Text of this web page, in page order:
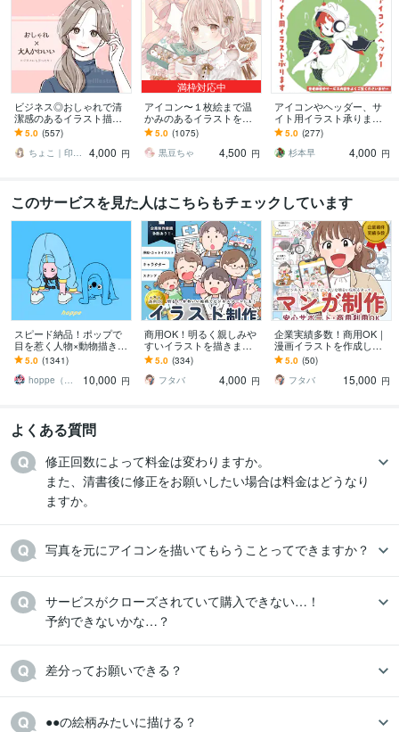
ビジネス◎おしゃれで清
潔感のあるイラスト描き
ます 大人かわいいアイコ
ンで信頼度UP！インス
タ・ココナラ用に
5.0 (557)
ちょこ｜印象と信頼を形にするアイコン職人
4,000 円
満枠対応中
アイコン〜１枚絵まで温
かみのあるイラストを描
きます ★ココナラ自体が
初めての方も、お気軽に
ご相談ください♪★
5.0 (1075)
黒豆ちゃ
4,500 円
アイコンやヘッダー、サ
イト用イラスト承ります
SNS用やバナー用画像等
に！ゆるいイラストで個
性を出せます
5.0 (277)
杉本早
4,000 円
このサービスを見た人はこちらもチェックしています
スピード納品！ポップで
目を惹く人物×動物描きま
す 挿絵・動画・グッズな
ど鮮やかな配色で個性を
出したい方へ
5.0 (1341)
hoppe（ほっぺ）
10,000 円
商用OK！明るく親しみや
すいイラストを描きます
ビジネスシーンにも！We
b・LP/医療/福祉/栄養/保育
など
5.0 (334)
フタバ
4,000 円
企業実績多数！商用OK｜
漫画イラストを作成しま
す 初めての依頼でも安
心・明るいやさしく伝わ
る絵柄
5.0 (50)
フタバ
15,000 円
よくある質問
修正回数によって料金は変わりますか。
また、清書後に修正をお願いしたい場合は料金はどうなり
ますか。
写真を元にアイコンを描いてもらうことってできますか？
サービスがクローズされていて購入できない…！
予約できないかな…？
差分ってお願いできる？
●●の絵柄みたいに描ける？